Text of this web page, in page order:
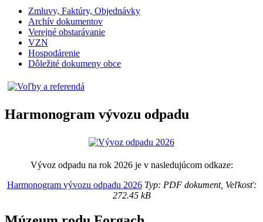
Zmluvy, Faktúry, Objednávky
Archív dokumentov
Verejné obstarávanie
VZN
Hospodárenie
Dôležité dokumeny obce
Harmonogram vývozu odpadu
Vývoz odpadu na rok 2026 je v nasledujúcom odkaze:
Harmonogram vývozu odpadu 2026Typ: PDF dokument, Veľkosť:
272.45 kB